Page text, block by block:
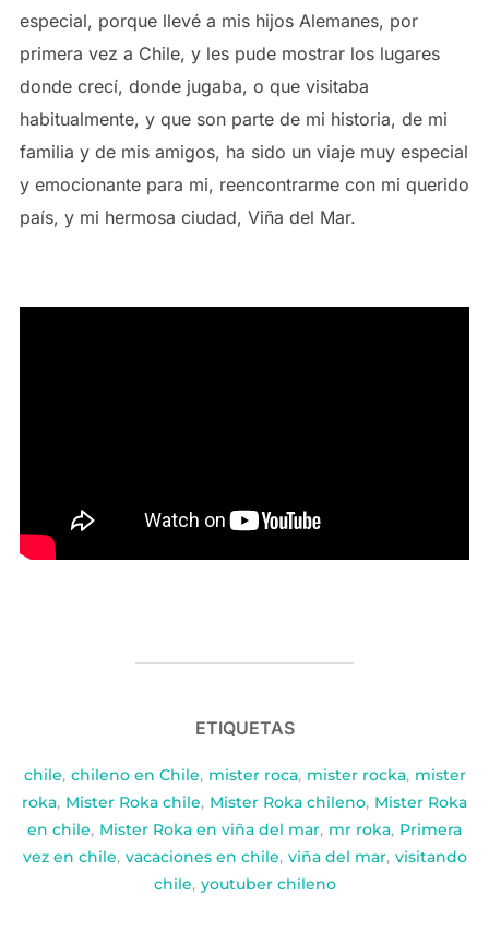
especial, porque llevé a mis hijos Alemanes, por
primera vez a Chile, y les pude mostrar los lugares
donde crecí, donde jugaba, o que visitaba
habitualmente, y que son parte de mi historia, de mi
familia y de mis amigos, ha sido un viaje muy especial
y emocionante para mi, reencontrarme con mi querido
país, y mi hermosa ciudad, Viña del Mar.
ETIQUETAS
chile, chileno en Chile, mister roca, mister rocka, mister
roka, Mister Roka chile, Mister Roka chileno, Mister Roka
en chile, Mister Roka en viña del mar, mr roka, Primera
vez en chile, vacaciones en chile, viña del mar, visitando
chile, youtuber chileno